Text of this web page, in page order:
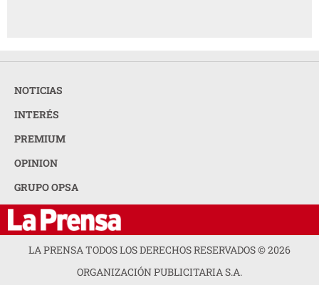
NOTICIAS
INTERÉS
PREMIUM
OPINION
GRUPO OPSA
LA PRENSA TODOS LOS DERECHOS RESERVADOS ©2026
ORGANIZACIÓN PUBLICITARIA S.A.